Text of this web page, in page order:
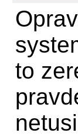
to